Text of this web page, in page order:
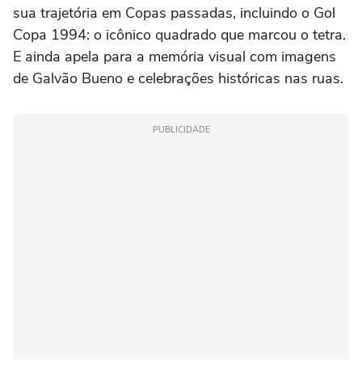
sua trajetória em Copas passadas, incluindo o Gol
Copa 1994: o icônico quadrado que marcou o tetra.
E ainda apela para a memória visual com imagens
de Galvão Bueno e celebrações históricas nas ruas.
PUBLICIDADE